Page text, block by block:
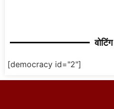
[democracy id="2"]